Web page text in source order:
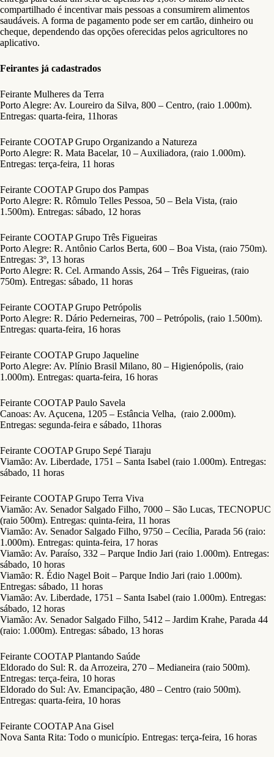
compartilhado é incentivar mais pessoas a consumirem alimentos
saudáveis. A forma de pagamento pode ser em cartão, dinheiro ou
cheque, dependendo das opções oferecidas pelos agricultores no
aplicativo.
Feirantes já cadastrados
Feirante Mulheres da Terra
Porto Alegre: Av. Loureiro da Silva, 800 – Centro, (raio 1.000m).
Entregas: quarta-feira, 11horas
Feirante COOTAP Grupo Organizando a Natureza
Porto Alegre: R. Mata Bacelar, 10 – Auxiliadora, (raio 1.000m).
Entregas: terça-feira, 11 horas
Feirante COOTAP Grupo dos Pampas
Porto Alegre: R. Rômulo Telles Pessoa, 50 – Bela Vista, (raio
1.500m). Entregas: sábado, 12 horas
Feirante COOTAP Grupo Três Figueiras
Porto Alegre: R. Antônio Carlos Berta, 600 – Boa Vista, (raio 750m).
Entregas: 3º, 13 horas
Porto Alegre: R. Cel. Armando Assis, 264 – Três Figueiras, (raio
750m). Entregas: sábado, 11 horas
Feirante COOTAP Grupo Petrópolis
Porto Alegre: R. Dário Pederneiras, 700 – Petrópolis, (raio 1.500m).
Entregas: quarta-feira, 16 horas
Feirante COOTAP Grupo Jaqueline
Porto Alegre: Av. Plínio Brasil Milano, 80 – Higienópolis, (raio
1.000m). Entregas: quarta-feira, 16 horas
Feirante COOTAP Paulo Savela
Canoas: Av. Açucena, 1205 – Estância Velha, (raio 2.000m).
Entregas: segunda-feira e sábado, 11horas
Feirante COOTAP Grupo Sepé Tiaraju
Viamão: Av. Liberdade, 1751 – Santa Isabel (raio 1.000m). Entregas:
sábado, 11 horas
Feirante COOTAP Grupo Terra Viva
Viamão: Av. Senador Salgado Filho, 7000 – São Lucas, TECNOPUC
(raio 500m). Entregas: quinta-feira, 11 horas
Viamão: Av. Senador Salgado Filho, 9750 – Cecília, Parada 56 (raio:
1.000m). Entregas: quinta-feira, 17 horas
Viamão: Av. Paraíso, 332 – Parque Indio Jari (raio 1.000m). Entregas:
sábado, 10 horas
Viamão: R. Édio Nagel Boit – Parque Indio Jari (raio 1.000m).
Entregas: sábado, 11 horas
Viamão: Av. Liberdade, 1751 – Santa Isabel (raio 1.000m). Entregas:
sábado, 12 horas
Viamão: Av. Senador Salgado Filho, 5412 – Jardim Krahe, Parada 44
(raio: 1.000m). Entregas: sábado, 13 horas
Feirante COOTAP Plantando Saúde
Eldorado do Sul: R. da Arrozeira, 270 – Medianeira (raio 500m).
Entregas: terça-feira, 10 horas
Eldorado do Sul: Av. Emancipação, 480 – Centro (raio 500m).
Entregas: quarta-feira, 10 horas
Feirante COOTAP Ana Gisel
Nova Santa Rita: Todo o município. Entregas: terça-feira, 16 horas